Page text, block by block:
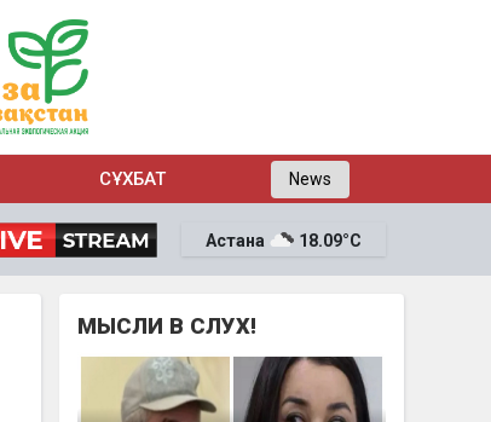
СҰХБАТ News
Астана 18.09°C
МЫСЛИ В СЛУХ!